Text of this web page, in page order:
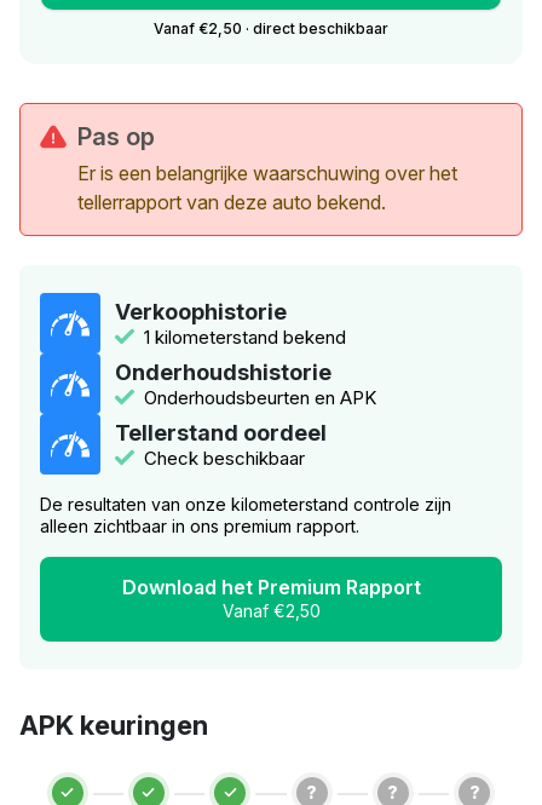
Vanaf €2,50 · direct beschikbaar
Pas op
Er is een belangrijke waarschuwing over het
tellerrapport van deze auto bekend.
Verkoophistorie
1 kilometerstand bekend
Onderhoudshistorie
Onderhoudsbeurten en APK
Tellerstand oordeel
Check beschikbaar
De resultaten van onze kilometerstand controle zijn
alleen zichtbaar in ons premium rapport.
Download het Premium Rapport
Vanaf €2,50
APK keuringen
? ? ?